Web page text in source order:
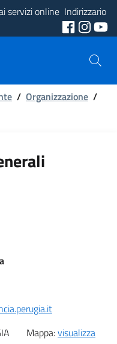
servizi online Indirizzario
/ Organizzazione /
Mappa:visualizza